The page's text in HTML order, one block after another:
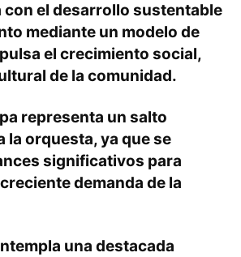
con el desarrollo sustentable
mediante un modelo de
el crecimiento social,
de la comunidad.
representa un salto
la orquesta, ya que se
significativos para
demanda de la
una destacada